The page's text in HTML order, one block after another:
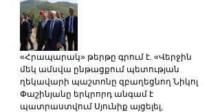
«Հրապարակ» թերթը գրում է. «Վերջին
մեկ ամսվա ընթացքում պետության
ղեկավարի պաշտոնը զբաղեցնող Նիկոլ
Փաշինյանը երկրորդ անգամ է
պատրաստվում Սյունիք այցելել,